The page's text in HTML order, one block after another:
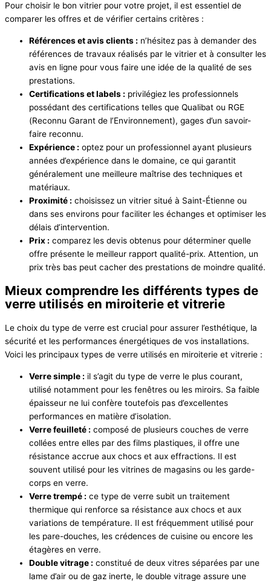
Pour choisir le bon vitrier pour votre projet, il est essentiel de
comparer les offres et de vérifier certains critères :
Références et avis clients : n’hésitez pas à demander des
références de travaux réalisés par le vitrier et à consulter les
avis en ligne pour vous faire une idée de la qualité de ses
prestations.
Certifications et labels : privilégiez les professionnels
possédant des certifications telles que Qualibat ou RGE
(Reconnu Garant de l’Environnement), gages d’un savoir-
faire reconnu.
Expérience : optez pour un professionnel ayant plusieurs
années d’expérience dans le domaine, ce qui garantit
généralement une meilleure maîtrise des techniques et
matériaux.
Proximité : choisissez un vitrier situé à Saint-Étienne ou
dans ses environs pour faciliter les échanges et optimiser les
délais d’intervention.
Prix : comparez les devis obtenus pour déterminer quelle
offre présente le meilleur rapport qualité-prix. Attention, un
prix très bas peut cacher des prestations de moindre qualité.
Mieux comprendre les différents types de
verre utilisés en miroiterie et vitrerie
Le choix du type de verre est crucial pour assurer l’esthétique, la
sécurité et les performances énergétiques de vos installations.
Voici les principaux types de verre utilisés en miroiterie et vitrerie :
Verre simple : il s’agit du type de verre le plus courant,
utilisé notamment pour les fenêtres ou les miroirs. Sa faible
épaisseur ne lui confère toutefois pas d’excellentes
performances en matière d’isolation.
Verre feuilleté : composé de plusieurs couches de verre
collées entre elles par des films plastiques, il offre une
résistance accrue aux chocs et aux effractions. Il est
souvent utilisé pour les vitrines de magasins ou les garde-
corps en verre.
Verre trempé : ce type de verre subit un traitement
thermique qui renforce sa résistance aux chocs et aux
variations de température. Il est fréquemment utilisé pour
les pare-douches, les crédences de cuisine ou encore les
étagères en verre.
Double vitrage : constitué de deux vitres séparées par une
lame d’air ou de gaz inerte, le double vitrage assure une